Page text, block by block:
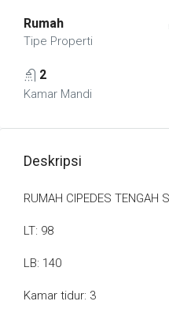
Rumah
Tipe Properti
2
Kamar Mandi
Deskripsi
RUMAH CIPEDES TENGAH
LT: 98
LB: 140
Kamar tidur: 3